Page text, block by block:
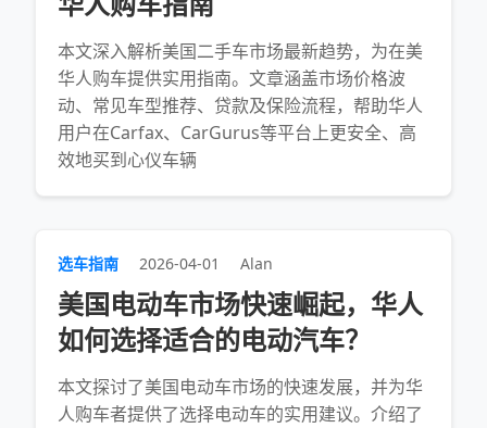
本文深入解析美国二手车市场最新趋势，为在美
华人购车提供实用指南。文章涵盖市场价格波
动、常见车型推荐、贷款及保险流程，帮助华人
用户在Carfax、CarGurus等平台上更安全、高
效地买到心仪车辆
选车指南 2026-04-01 Alan
美国电动车市场快速崛起，华人
如何选择适合的电动汽车？
本文探讨了美国电动车市场的快速发展，并为华
人购车者提供了选择电动车的实用建议。介绍了